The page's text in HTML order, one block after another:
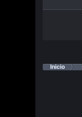
Inicio